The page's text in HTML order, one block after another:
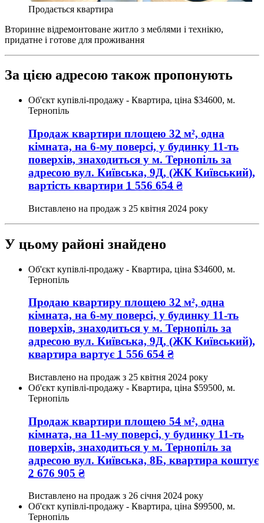
Продається квартира
Вторинне відремонтоване житло з меблями і технікю,
придатне і готове для проживання
За цією адресою також пропонують
Об'єкт купівлі-продажу - Квартира, ціна $34600, м.
Тернопіль
Продаж квартири площею 32 м², одна
кімната, на 6-му поверсі, у будинку 11-ть
поверхів, знаходиться у м. Тернопіль за
адресою вул. Київська, 9Д, (ЖК Київський),
вартість квартири 1 556 654 ₴
Виставлено на продаж з 25 квітня 2024 року
У цьому районі знайдено
Об'єкт купівлі-продажу - Квартира, ціна $34600, м.
Тернопіль
Продаю квартиру площею 32 м², одна
кімната, на 6-му поверсі, у будинку 11-ть
поверхів, знаходиться у м. Тернопіль за
адресою вул. Київська, 9Д, (ЖК Київський),
квартира вартує 1 556 654 ₴
Виставлено на продаж з 25 квітня 2024 року
Об'єкт купівлі-продажу - Квартира, ціна $59500, м.
Тернопіль
Продаж квартири площею 54 м², одна
кімната, на 11-му поверсі, у будинку 11-ть
поверхів, знаходиться у м. Тернопіль за
адресою вул. Київська, 8Б, квартира коштує
2 676 905 ₴
Виставлено на продаж з 26 січня 2024 року
Об'єкт купівлі-продажу - Квартира, ціна $99500, м.
Тернопіль